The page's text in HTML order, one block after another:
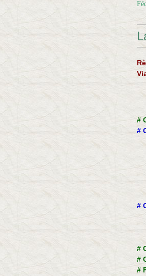
#
#
​#
#
#
#